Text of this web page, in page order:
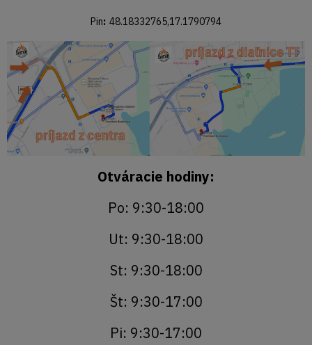
Pin: 48.18332765,17.1790794
Otváracie hodiny:
Po: 9:30-18:00
Ut: 9:30-18:00
St: 9:30-18:00
Št: 9:30-17:00
Pi: 9:30-17:00